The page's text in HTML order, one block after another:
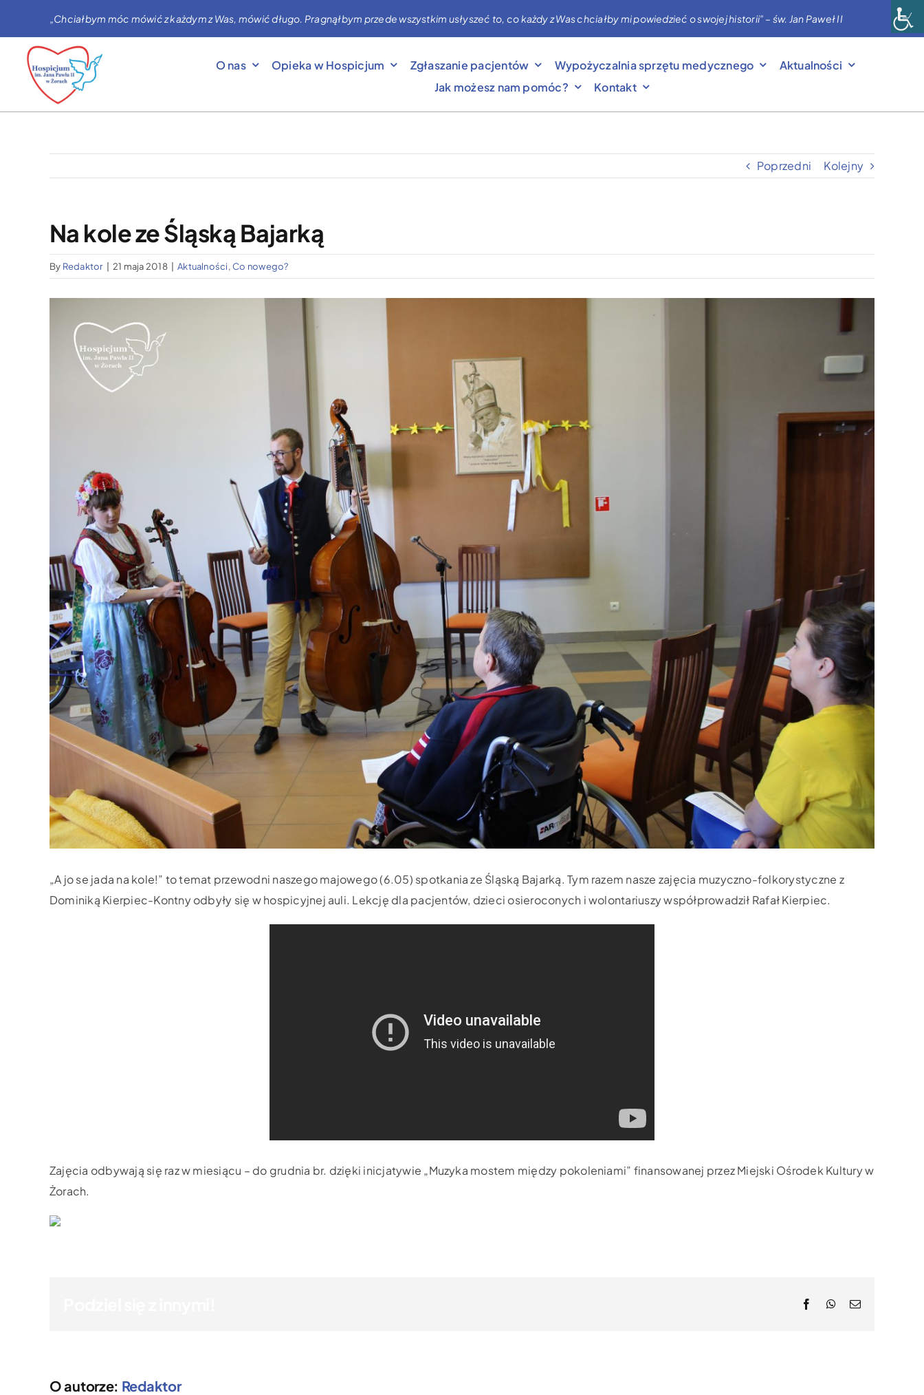
zawartości
„Chciałbym móc mówić z każdym z Was, mówić długo. Pragnąłbym przede wszystkim usłyszeć to, co każdy z Was chciałby mi powiedzieć o swojej historii” – św. Jan Paweł II
O nas Opieka w Hospicjum Zgłaszanie pacjentów Wypożyczalnia sprzętu medycznego
Aktualności
Jak możesz nam pomóc?
Kontakt
Poprzedni Kolejny
Na kole ze Śląską Bajarką
By Redaktor 21 maja 2018 Aktualności, Co nowego?
większy
obrazek
„A jo se jada na kole!” to temat przewodni naszego majowego (6.05) spotkania ze Śląską Bajarką. Tym razem nasze zajęcia muzyczno-folkorystyczne z
Dominiką Kierpiec-Kontny odbyły się w hospicyjnej auli. Lekcję dla pacjentów, dzieci osieroconych i wolontariuszy współprowadził Rafał Kierpiec.
Zajęcia odbywają się raz w miesiącu – do grudnia br. dzięki inicjatywie „Muzyka mostem między pokoleniami” finansowanej przez Miejski Ośrodek Kultury w
Żorach.
FacebookWhatsApp
Email
O autorze: Redaktor